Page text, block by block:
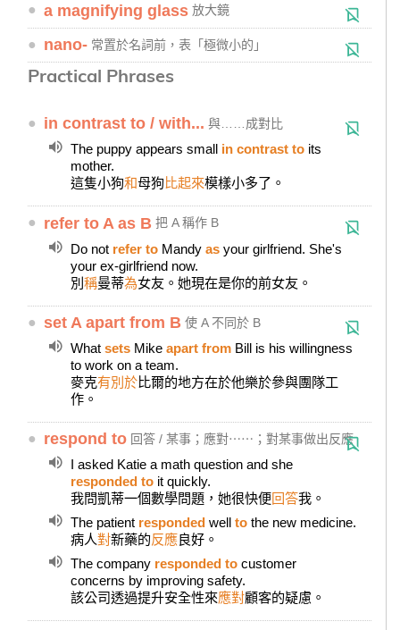
● a magnifying glass 放大鏡
● nano- 常置於名詞前，表「極微小的」
Practical Phrases
● in contrast to / with... 與……成對比
The puppy appears small in contrast to its
mother.
這隻小狗和母狗 比起來模樣小多了。
● refer to A as B 把 A 稱作 B
Do not refer to Mandy as your girlfriend. She's
your ex-girlfriend now.
別 稱曼蒂為女友。她現在是你的前女友。
● set A apart from B 使 A 不同於 B
What sets Mike apart from Bill is his willingness
to work on a team.
麥克有別於比爾的地方在於他樂於參與團隊工
作。
● respond to 回答 / 某事；應對⋯⋯；對某事做出反應
I asked Katie a math question and she
responded to it quickly.
我問凱蒂一個數學問題，她很快便回答我。
The patient responded well to the new medicine.
病人對新藥的反應良好。
The company responded to customer
concerns by improving safety.
該公司透過提升安全性來應對顧客的疑慮。